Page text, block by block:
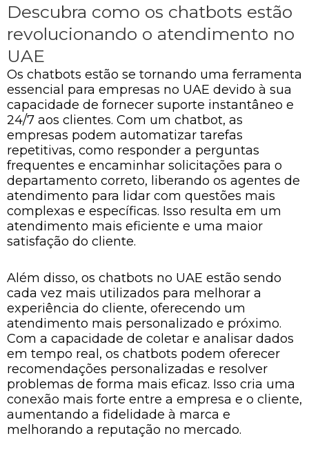
Descubra como os chatbots estão
revolucionando o atendimento no
UAE
Os chatbots estão se tornando uma ferramenta
essencial para empresas no UAE devido à sua
capacidade de fornecer suporte instantâneo e
24/7 aos clientes. Com um chatbot, as
empresas podem automatizar tarefas
repetitivas, como responder a perguntas
frequentes e encaminhar solicitações para o
departamento correto, liberando os agentes de
atendimento para lidar com questões mais
complexas e específicas. Isso resulta em um
atendimento mais eficiente e uma maior
satisfação do cliente.
Além disso, os chatbots no UAE estão sendo
cada vez mais utilizados para melhorar a
experiência do cliente, oferecendo um
atendimento mais personalizado e próximo.
Com a capacidade de coletar e analisar dados
em tempo real, os chatbots podem oferecer
recomendações personalizadas e resolver
problemas de forma mais eficaz. Isso cria uma
conexão mais forte entre a empresa e o cliente,
aumentando a fidelidade à marca e
melhorando a reputação no mercado.